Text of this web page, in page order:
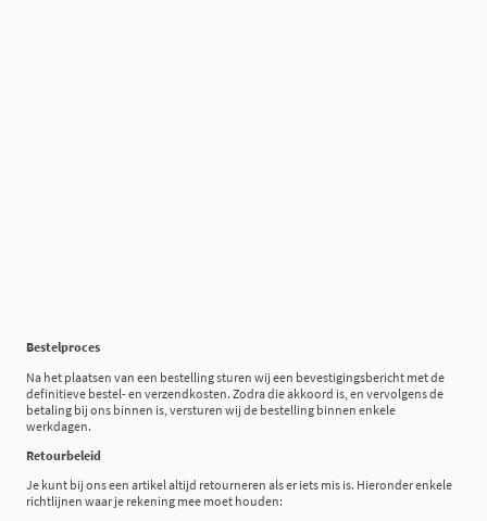
Bestelproces
Na het plaatsen van een bestelling sturen wij een bevestigingsbericht met de
definitieve bestel- en verzendkosten. Zodra die akkoord is, en vervolgens de
betaling bij ons binnen is, versturen wij de bestelling binnen enkele
werkdagen.
Retourbeleid
Je kunt bij ons een artikel altijd retourneren als er iets mis is. Hieronder enkele
richtlijnen waar je rekening mee moet houden: